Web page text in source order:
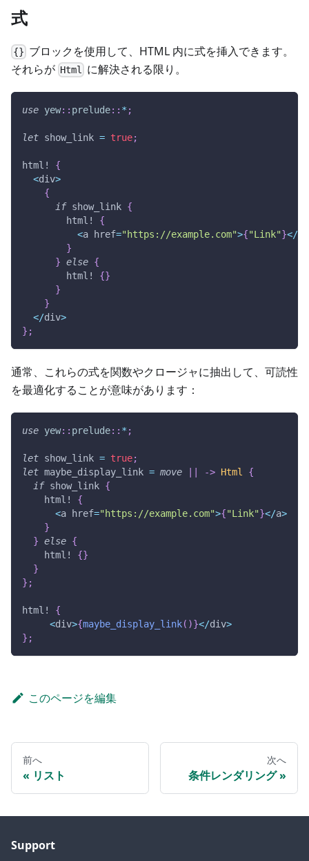
式
{} ブロックを使用して、HTML 内に式を挿入できます。
それらが Html に解決される限り。
use yew:: prelude:: * ;
let show_link = true;
html!
{
<div>
{
if show_link {
html!
{
<a href="https://example.com">{"Link"}</
}
} else {
html!
{}
}
}
</div>
} ;
通常、これらの式を関数やクロージャに抽出して、可読性
を最適化することが意味があります：
use yew:: prelude:: * ;
let show_link = true;
let maybe_display_link = move -> Html
{
if show_link {
html!
{
<a href="https://example.com">{"Link"}</a>
}
} else {
html!
{}
}
} ;
html!
{
<div>{maybe_display_link( )}</div>
} ;
このページを編集
前へ
リスト
次へ
条件レンダリング
Support